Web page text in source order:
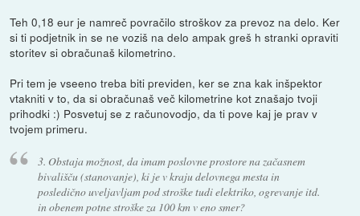
Teh 0,18 eur je namreč povračilo stroškov za prevoz na delo. Ker
si ti podjetnik in se ne voziš na delo ampak greš h stranki opraviti
storitev si obračunaš kilometrino.
Pri tem je vseeno treba biti previden, ker se zna kak inšpektor
vtakniti v to, da si obračunaš več kilometrine kot znašajo tvoji
prihodki :) Posvetuj se z računovodjo, da ti pove kaj je prav v
tvojem primeru.
3. Obstaja možnost, da imam poslovne prostore na začasnem
bivališču (stanovanje), ki je v kraju delovnega mesta in
posledično uveljavljam pod stroške tudi elektriko, ogrevanje itd.
in obenem potne stroške za 100 km v eno smer?